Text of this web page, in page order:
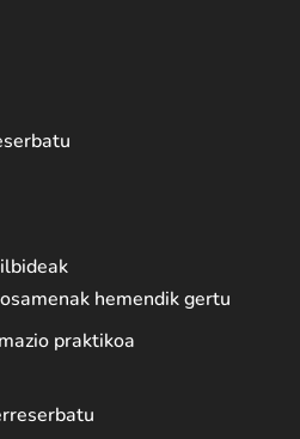
hemendik gertu
praktikoa